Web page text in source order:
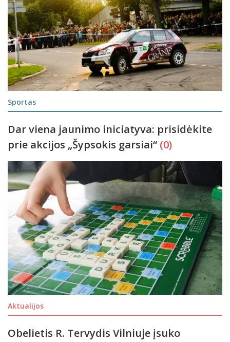
Sportas
Dar viena jaunimo iniciatyva: prisidėkite
prie akcijos „Šypsokis garsiai“ (0)
Aktualijos
Obelietis R. Tervydis Vilniuje įsuko